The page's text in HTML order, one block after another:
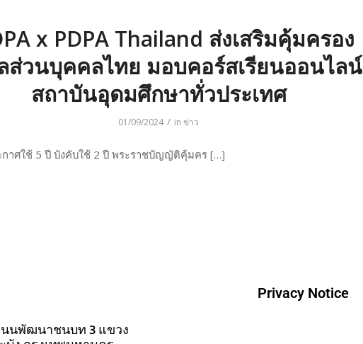
x PDPA Thailand ส่งเสริมคุ้มครอง
ส่วนบุคคลไทย มอบคอร์สเรียนออนไลน์
สถาบันอุดมศึกษาทั่วประเทศ
01/09/2024 / in ข่าว
กาศใช้ 5 ปี บังคับใช้ 2 ปี พระราชบัญญัติคุ้มคร […]
นพัฒนาชนบท 3 แขวง
Privacy Notice